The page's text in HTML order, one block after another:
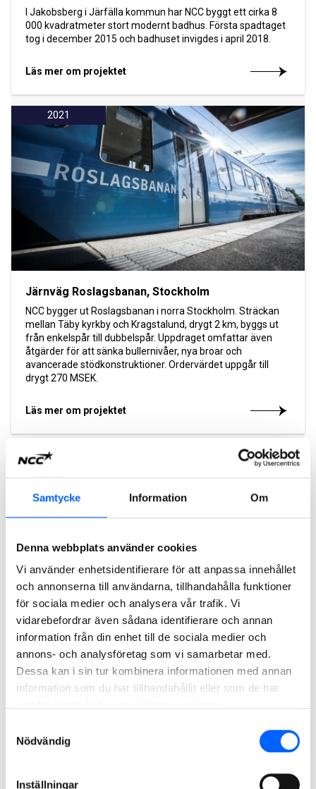
Samtycke Information Om
Denna webbplats använder cookies
Vi använder enhetsidentifierare för att anpassa innehållet
och annonserna till användarna, tillhandahålla funktioner
för sociala medier och analysera vår trafik. Vi
vidarebefordrar även sådana identifierare och annan
information från din enhet till de sociala medier och
annons- och analysföretag som vi samarbetar med.
Dessa kan i sin tur kombinera informationen med annan
information som du har tillhandahållit eller som de har
Nödvändig
Inställningar
I Jakobsberg i Järfälla kommun har NCC byggt ett cirka 8
000 kvadratmeter stort modernt badhus. Första spadtaget
tog i december 2015 och badhuset invigdes i april 2018.
Läs mer om projektet
2021
Järnväg Roslagsbanan, Stockholm
NCC bygger ut Roslagsbanan i norra Stockholm. Sträckan
mellan Täby kyrkby och Kragstalund, drygt 2 km, byggs ut
från enkelspår till dubbelspår. Uppdraget omfattar även
åtgärder för att sänka bullernivåer, nya broar och
avancerade stödkonstruktioner. Ordervärdet uppgår till
drygt 270 MSEK.
Läs mer om projektet
2021
Järva begravningsplats, Stockholm
På uppdrag av Kyrkogårdsförvaltningen i Stockholm utför
NCC markarbeten för att utveckla ett naturområde och
förbereda för en ny begravningsplats i sydvästra delen av
Järvafältet i Stockholm.